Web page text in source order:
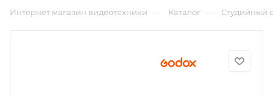
Интернет магазин видеотехники — Каталог — Студийный